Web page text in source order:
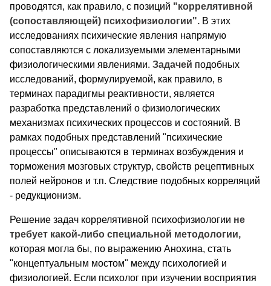
проводятся, как правило, с позиций "коррелятивной
(сопоставляющей) психофизиологии". В этих
исследованиях психические явления напрямую
сопоставляются с локализуемыми элементарными
физиологическими явлениями. Задачей подобных
исследований, формулируемой, как правило, в
терминах парадигмы реактивности, является
разработка представлений о физиологических
механизмах психических процессов и состояний. В
рамках подобных представлений "психические
процессы" описываются в терминах возбуждения и
торможения мозговых структур, свойств рецептивных
полей нейронов и т.п. Следствие подобных корреляций
- редукционизм.
Решение задач коррелятивной психофизиологии не
требует какой-либо специальной методологии,
которая могла бы, по выражению Анохина, стать
"концептуальным мостом" между психологией и
физиологией. Если психолог при изучении восприятия